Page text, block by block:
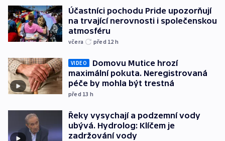
Účastníci pochodu Pride upozorňují
na trvající nerovnosti i společenskou
atmosféru
včera před 12 h
VIDEO
Domovu Mutice hrozí
maximální pokuta. Neregistrovaná
péče by mohla být trestná
před 13 h
Řeky vysychají a podzemní vody
ubývá. Hydrolog: Klíčem je
zadržování vody